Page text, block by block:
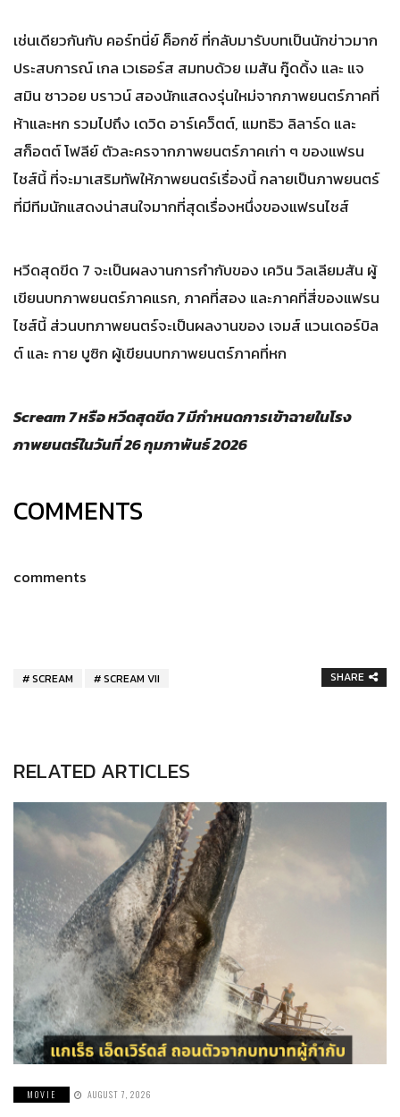
เช่นเดียวกันกับ คอร์ทนี่ย์ ค็อกซ์ ที่กลับมารับบทเป็นนักข่าวมาก
ประสบการณ์ เกล เวเธอร์ส สมทบด้วย เมสัน กู๊ดดิ้ง และ แจ
สมิน ซาวอย บราวน์ สองนักแสดงรุ่นใหม่จากภาพยนตร์ภาคที่
ห้าและหก รวมไปถึง เดวิด อาร์เคว็ตต์, แมทธิว ลิลาร์ด และ
สก็อตต์ โฟลีย์ ตัวละครจากภาพยนตร์ภาคเก่า ๆ ของแฟรน
ไชส์นี้ ที่จะมาเสริมทัพให้ภาพยนตร์เรื่องนี้ กลายเป็นภาพยนตร์
ที่มีทีมนักแสดงน่าสนใจมากที่สุดเรื่องหนึ่งของแฟรนไชส์
หวีดสุดขีด 7 จะเป็นผลงานการกำกับของ เควิน วิลเลียมสัน ผู้
เขียนบทภาพยนตร์ภาคแรก, ภาคที่สอง และภาคที่สี่ของแฟรน
ไชส์นี้ ส่วนบทภาพยนตร์จะเป็นผลงานของ เจมส์ แวนเดอร์บิล
ต์ และ กาย บูซิก ผู้เขียนบทภาพยนตร์ภาคที่หก
Scream 7 หรือ หวีดสุดขีด 7 มีกำหนดการเข้าฉายในโรง
ภาพยนตร์ในวันที่ 26 กุมภาพันธ์ 2026
COMMENTS
comments
SCREAM SCREAM VII SHARE
RELATED ARTICLES
MOVIE AUGUST 7, 2026